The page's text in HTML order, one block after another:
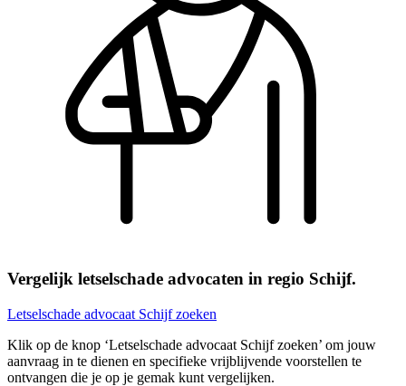
Vergelijk letselschade advocaten in regio Schijf.
Letselschade advocaat Schijf zoeken
Klik op de knop ‘Letselschade advocaat Schijf zoeken’ om jouw
aanvraag in te dienen en specifieke vrijblijvende voorstellen te
ontvangen die je op je gemak kunt vergelijken.